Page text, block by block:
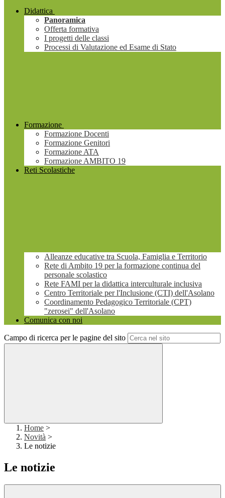
Didattica
Panoramica
Offerta formativa
I progetti delle classi
Processi di Valutazione ed Esame di Stato
Formazione
Formazione Docenti
Formazione Genitori
Formazione ATA
Formazione AMBITO 19
Reti Scolastiche
Alleanze educative tra Scuola, Famiglia e Territorio
Rete di Ambito 19 per la formazione continua del
personale scolastico
Rete FAMI per la didattica interculturale inclusiva
Centro Territoriale per l'Inclusione (CTI) dell'Asolano
Coordinamento Pedagogico Territoriale (CPT)
"zerosei" dell'Asolano
Comunica con noi
Campo di ricerca per le pagine del sito
Home >
Novità >
Le notizie
Le notizie